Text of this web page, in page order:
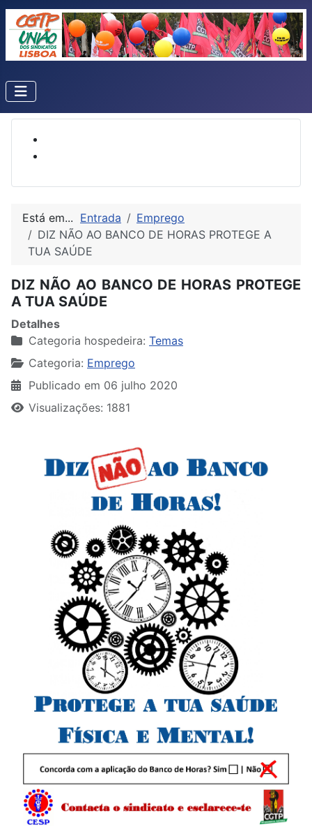
Está em... Entrada
Emprego
DIZ NÃO AO BANCO DE HORAS PROTEGE A
TUA SAÚDE
DIZ NÃO AO BANCO DE HORAS PROTEGE
A TUA SAÚDE
Detalhes
Categoria hospedeira: Temas
Categoria: Emprego
Publicado em 06 julho 2020
Visualizações: 1881